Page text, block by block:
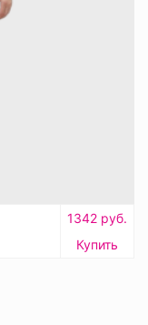
1342 руб.
Купить